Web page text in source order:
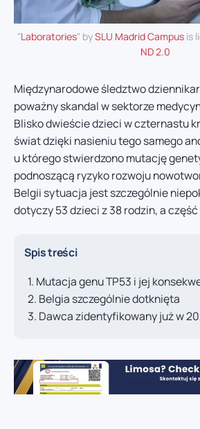
"Laboratories" bySLU Madrid Campus is
ND 2.0
Międzynarodowe śledztwo
poważny skandal w sektorze
Blisko dwieście dzieci w czternastu
świat dzięki nasieniu tego samego
u którego stwierdzono mutację
podnoszącą ryzyko rozwoju
Belgii sytuacja jest szczególnie
dotyczy 53 dzieci z 38 rodzin, a część
Spis treści
Mutacja genu TP53 i jej
Belgia szczególnie dotknięta
Dawca zidentyfikowany już w